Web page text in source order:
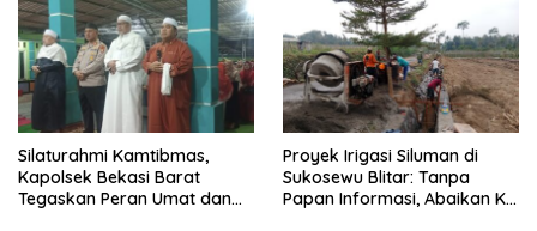
Silaturahmi Kamtibmas,
Kapolsek Bekasi Barat
Tegaskan Peran Umat dan
Proyek Irigasi Siluman di
Sukosewu Blitar: Tanpa
Papan Informasi, Abaikan K3,